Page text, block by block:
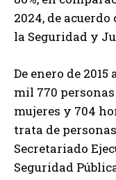
2024, de
la Seguridad y
De enero de
mil 770 personas
mujeres y 704
trata de
Secretariado
Seguridad